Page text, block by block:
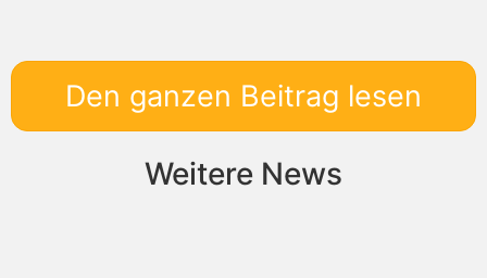
Den ganzen Beitrag lesen
Weitere News